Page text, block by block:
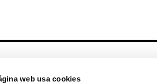
web usa cookies